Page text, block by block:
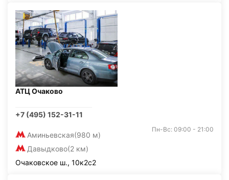
АТЦ Очаково
+7 (495) 152-31-11
Аминьевская(980 м)
Давыдково(2 км)
Пн-Вс: 09:00 - 21:00
Очаковское ш., 10к2с2